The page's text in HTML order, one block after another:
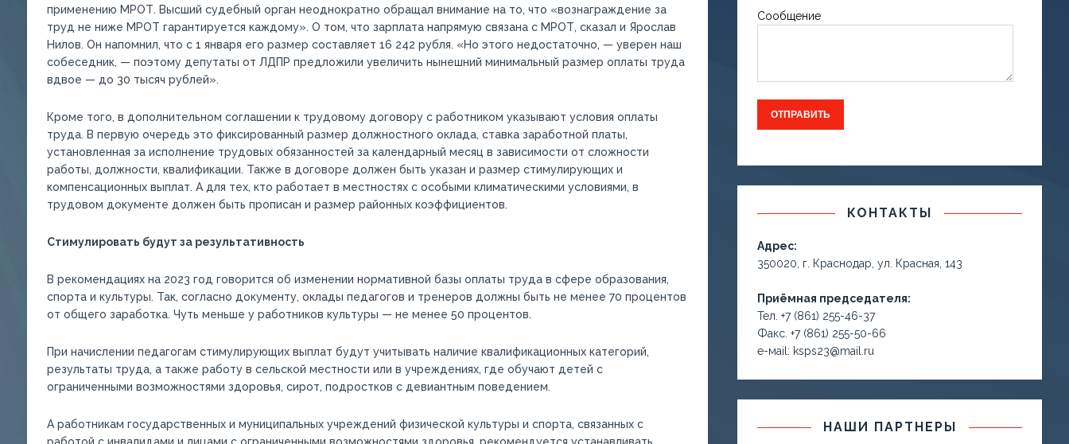
применению МРОТ. Высший судебный орган неоднократно обращал внимание на то, что «вознаграждение за
труд не ниже МРОТ гарантируется каждому». О том, что зарплата напрямую связана с МРОТ, сказал и Ярослав
Нилов. Он напомнил, что с 1 января его размер составляет 16 242 рубля. «Но этого недостаточно, — уверен наш
собеседник, — поэтому депутаты от ЛДПР предложили увеличить нынешний минимальный размер оплаты труда
вдвое — до 30 тысяч рублей».
Кроме того, в дополнительном соглашении к трудовому договору с работником указывают условия оплаты
труда. В первую очередь это фиксированный размер должностного оклада, ставка заработной платы,
установленная за исполнение трудовых обязанностей за календарный месяц в зависимости от сложности
работы, должности, квалификации. Также в договоре должен быть указан и размер стимулирующих и
компенсационных выплат. А для тех, кто работает в местностях с особыми климатическими условиями, в
трудовом документе должен быть прописан и размер районных коэффициентов.
Стимулировать будут за результативность
В рекомендациях на 2023 год говорится об изменении нормативной базы оплаты труда в сфере образования,
спорта и культуры. Так, согласно документу, оклады педагогов и тренеров должны быть не менее 70 процентов
от общего заработка. Чуть меньше у работников культуры — не менее 50 процентов.
При начислении педагогам стимулирующих выплат будут учитывать наличие квалификационных категорий,
результаты труда, а также работу в сельской местности или в учреждениях, где обучают детей с
ограниченными возможностями здоровья, сирот, подростков с девиантным поведением.
А работникам государственных и муниципальных учреждений физической культуры и спорта, связанных с
Сообщение
КОНТАКТЫ
Адрес:
350020, г. Краснодар, ул. Красная, 143
Приёмная председателя:
Тел. +7 (861) 255-46-37
Факс. +7 (861) 255-50-66
е-маil: ksps23@mail.ru
НАШИ ПАРТНЕРЫ